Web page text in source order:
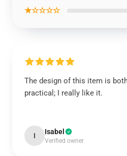
★☆☆☆☆
The design of this item is
practical; I really like it.
I Isabel
Verified owner